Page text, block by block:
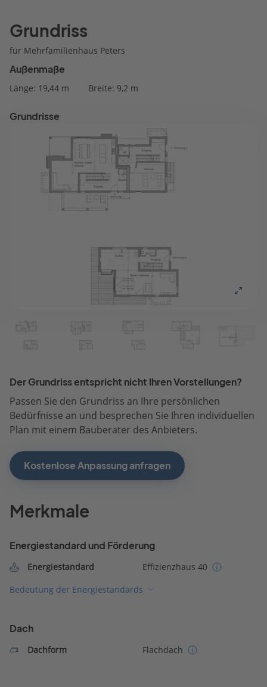
Grundriss
für Mehrfamilienhaus Peters
Außenmaße
Länge: 19,44 m Breite: 9,2 m
Grundrisse
Der Grundriss entspricht nicht Ihren Vorstellungen?
Passen Sie den Grundriss an Ihre persönlichen
Bedürfnisse an und besprechen Sie Ihren individuellen
Plan mit einem Bauberater des Anbieters.
Kostenlose Anpassung anfragen
Merkmale
Energiestandard und Förderung
Energiestandard
Effizienzhaus 40
Bedeutung der Energiestandards
Dach
Dachform Flachdach